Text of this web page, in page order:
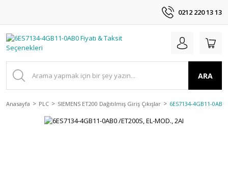
0212 220 13 13
ARA
Anasayfa PLC SIEMENS ET200 Dağıtılmış Giriş Çıkışlar 6ES7134-4GB11-